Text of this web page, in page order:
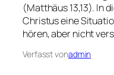
(Matthäus 13,13). In
Christus eine
hören, aber nicht
Verfasst vonadmin